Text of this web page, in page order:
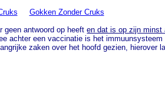
Gokken Zonder Cruks
geen antwoord op heeften dat is op zijn minst
achter een vaccinatie is het
zaken over het hoofd gezien, hierover